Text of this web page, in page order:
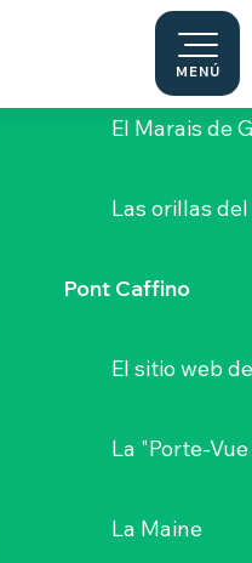
MENÚ
Castillo de
El Marais de
Las orillas
Pont Caffino
El sitio web
La "Porte-Vue
La Maine
Haye-Fouassière
PUERTO PESQUERO
44690 La Haie-